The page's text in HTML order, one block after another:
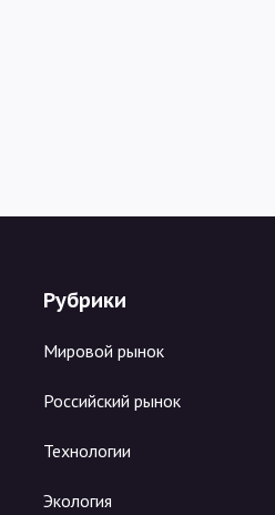
Рубрики
Мировой рынок
Российский рынок
Технологии
Экология